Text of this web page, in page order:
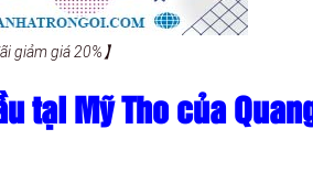
giảm giá 20%】
tại Mỹ Tho của Quang